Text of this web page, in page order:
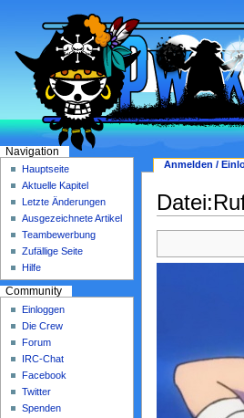
Anmelden /
Navigation
Hauptseite
Aktuelle Kapitel
Letzte Änderungen
Ausgezeichnete Artikel
Teambewerbung
Zufällige Seite
Hilfe
Community
Einloggen
Die Crew
Forum
IRC-Chat
Facebook
Twitter
Spenden